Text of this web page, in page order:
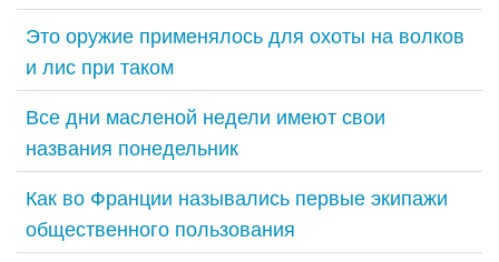
Это оружие применялось для охоты на волков
и лис при таком
Все дни масленой недели имеют свои
названия понедельник
Как во Франции назывались первые экипажи
общественного пользования